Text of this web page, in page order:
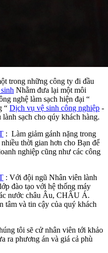
trong những công ty đi đầu
Nhằm đưa lại một môi
nghệ làm sạch hiện đại “
“ Dịch vụ vệ sinh công nghiệp -
sạch cho qúy khách hàng.
: Làm giảm gánh nặng trong
thời gian hơn cho Bạn để
nghiệp cũng như các công
: Với đội ngũ Nhân viên lành
đào tạo với hệ thống máy
nước châu Âu, CHÂU Á.
tâm và tin cậy của quý khách
tôi sẽ cử nhân viên tới khảo
ra phương án và giá cả phù